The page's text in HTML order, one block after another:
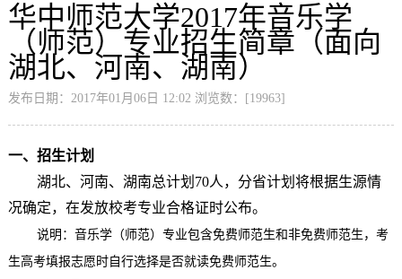
华中师范大学2017年音乐学
（师范）专业招生简章（面向
湖北、河南、湖南）
发布日期：2017年01月06日 12:02 浏览数：[19963]
一、 招生计划
湖北、河南、湖南总计划 70人，分省计划将根据生源情
况确定，在发放校考专业合格证时公布。
说明：音乐学（师范） 专业包含免费师范生和非免费师范生，考
生高考填报志愿时自行选择是否就读免费师范生。